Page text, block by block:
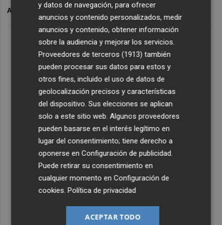
ARCHIVADO EN VIATOR BARBARIANS
y datos de navegación, para ofrecer
anuncios y contenido personalizados, medir
anuncios y contenido, obtener información
sobre la audiencia y mejorar los servicios.
Proveedores de terceros (1913) también
pueden procesar sus datos para estos y
otros fines, incluido el uso de datos de
geolocalización precisos y características
del dispositivo. Sus elecciones se aplican
solo a este sitio web. Algunos proveedores
pueden basarse en el interés legítimo en
lugar del consentimiento; tiene derecho a
oponerse enConfiguración de publicidad.
Puede retirar su consentimiento en
cualquier momento enConfiguración de
cookies.Política de privacidad
ACEPTAR TODO